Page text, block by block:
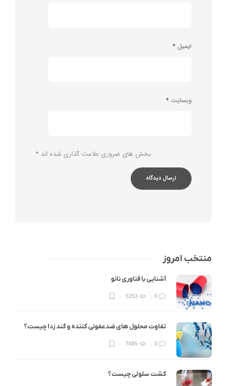
ایمیل *
وبسایت *
بخش های ضروری علامت گذاری شده اند *
منتخب امروز
آشنایی با فناوری نانو
0
5253
تفاوت محلول های ضدعفونی کننده و گند زدا چیست؟
0
7485
کشت سلولی چیست؟